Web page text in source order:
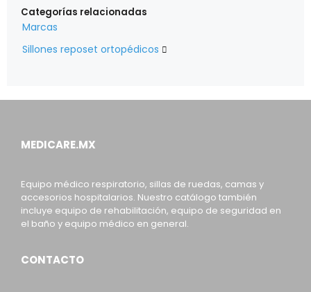
Categorías relacionadas
Marcas
Sillones reposet ortopédicos 
MEDICARE.MX
Equipo médico respiratorio, sillas de ruedas, camas y
accesorios hospitalarios. Nuestro catálogo también
incluye equipo de rehabilitación, equipo de seguridad en
el baño y equipo médico en general.
CONTACTO